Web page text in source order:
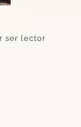
ser lector